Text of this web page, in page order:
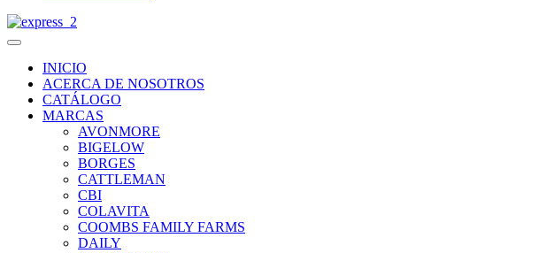
INICIO
ACERCA DE NOSOTROS
CATÁLOGO
MARCAS
AVONMORE
BIGELOW
BORGES
CATTLEMAN
CBI
COLAVITA
COOMBS FAMILY FARMS
DAILY